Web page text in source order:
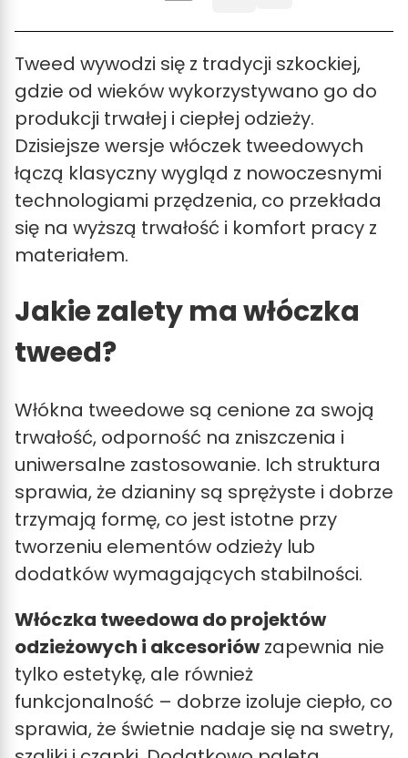
Tweed wywodzi się z tradycji szkockiej,
gdzie od wieków wykorzystywano go do
produkcji trwałej i ciepłej odzieży.
Dzisiejsze wersje włóczek tweedowych
łączą klasyczny wygląd z nowoczesnymi
technologiami przędzenia, co przekłada
się na wyższą trwałość i komfort pracy z
materiałem.
Jakie zalety ma włóczka
tweed?
Włókna tweedowe są cenione za swoją
trwałość, odporność na zniszczenia i
uniwersalne zastosowanie. Ich struktura
sprawia, że dzianiny są sprężyste i dobrze
trzymają formę, co jest istotne przy
tworzeniu elementów odzieży lub
dodatków wymagających stabilności.
Włóczka tweedowa do projektów
odzieżowych i akcesoriówzapewnia nie
tylko estetykę, ale również
funkcjonalność – dobrze izoluje ciepło, co
sprawia, że świetnie nadaje się na swetry,